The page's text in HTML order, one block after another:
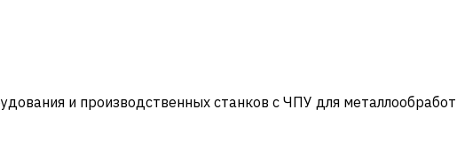
и производственных станков с ЧПУ для